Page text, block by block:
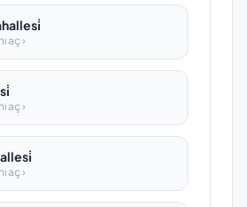
aç ›
aç ›
aç ›